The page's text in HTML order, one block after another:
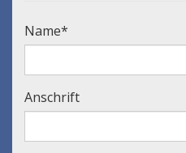
Name*
Anschrift